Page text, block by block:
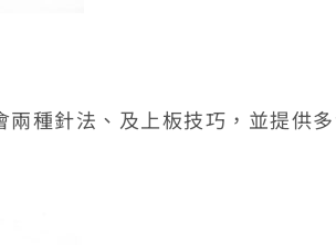
種針法、及上板技巧，並提供